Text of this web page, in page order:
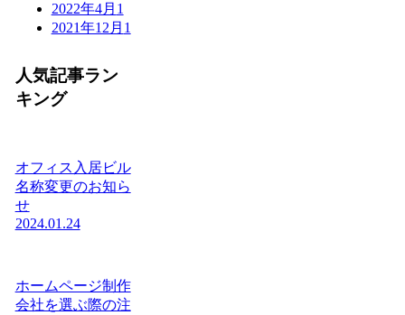
2022年4月 1
2021年12月 1
人気記事ラン
キング
オフィス入居ビル
名称変更のお知ら
せ
2024.01.24
ホームページ制作
会社を選ぶ際の注